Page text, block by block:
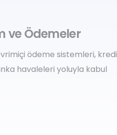
ve Ödemeler
ödeme sistemleri, kredi
havaleleri yoluyla kabul